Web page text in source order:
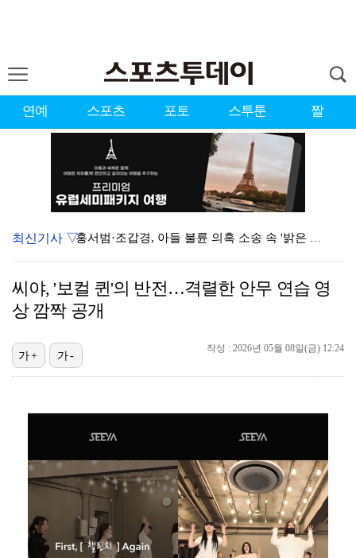
연예 스포츠 포토 스투툰 짤
홍서범·조갑경, 아들 불륜 의혹 소송 속 '밝은 근황'…
'리틀 김연경' 손서연 28점 폭발…U17 여자배구, …
[ST포토] 박현경, 힘찬 세컨샷
'조폭 연루설 부인' 조세호, 8개월 만에 SNS 업로…
[ST포토] 고지우, 신중한 퍼팅
'호프', 글로벌 순항…토론토 영화제 미드나잇 매드니스…
[ST포토] 문정민, 자신감 가득
최신기사 ▽
씨야, '보컬 퀸'의 반전…격렬한 안무 연습 영
상 깜짝 공개
작성 : 2026년 05월 08일(금) 12:24
가+ 가-